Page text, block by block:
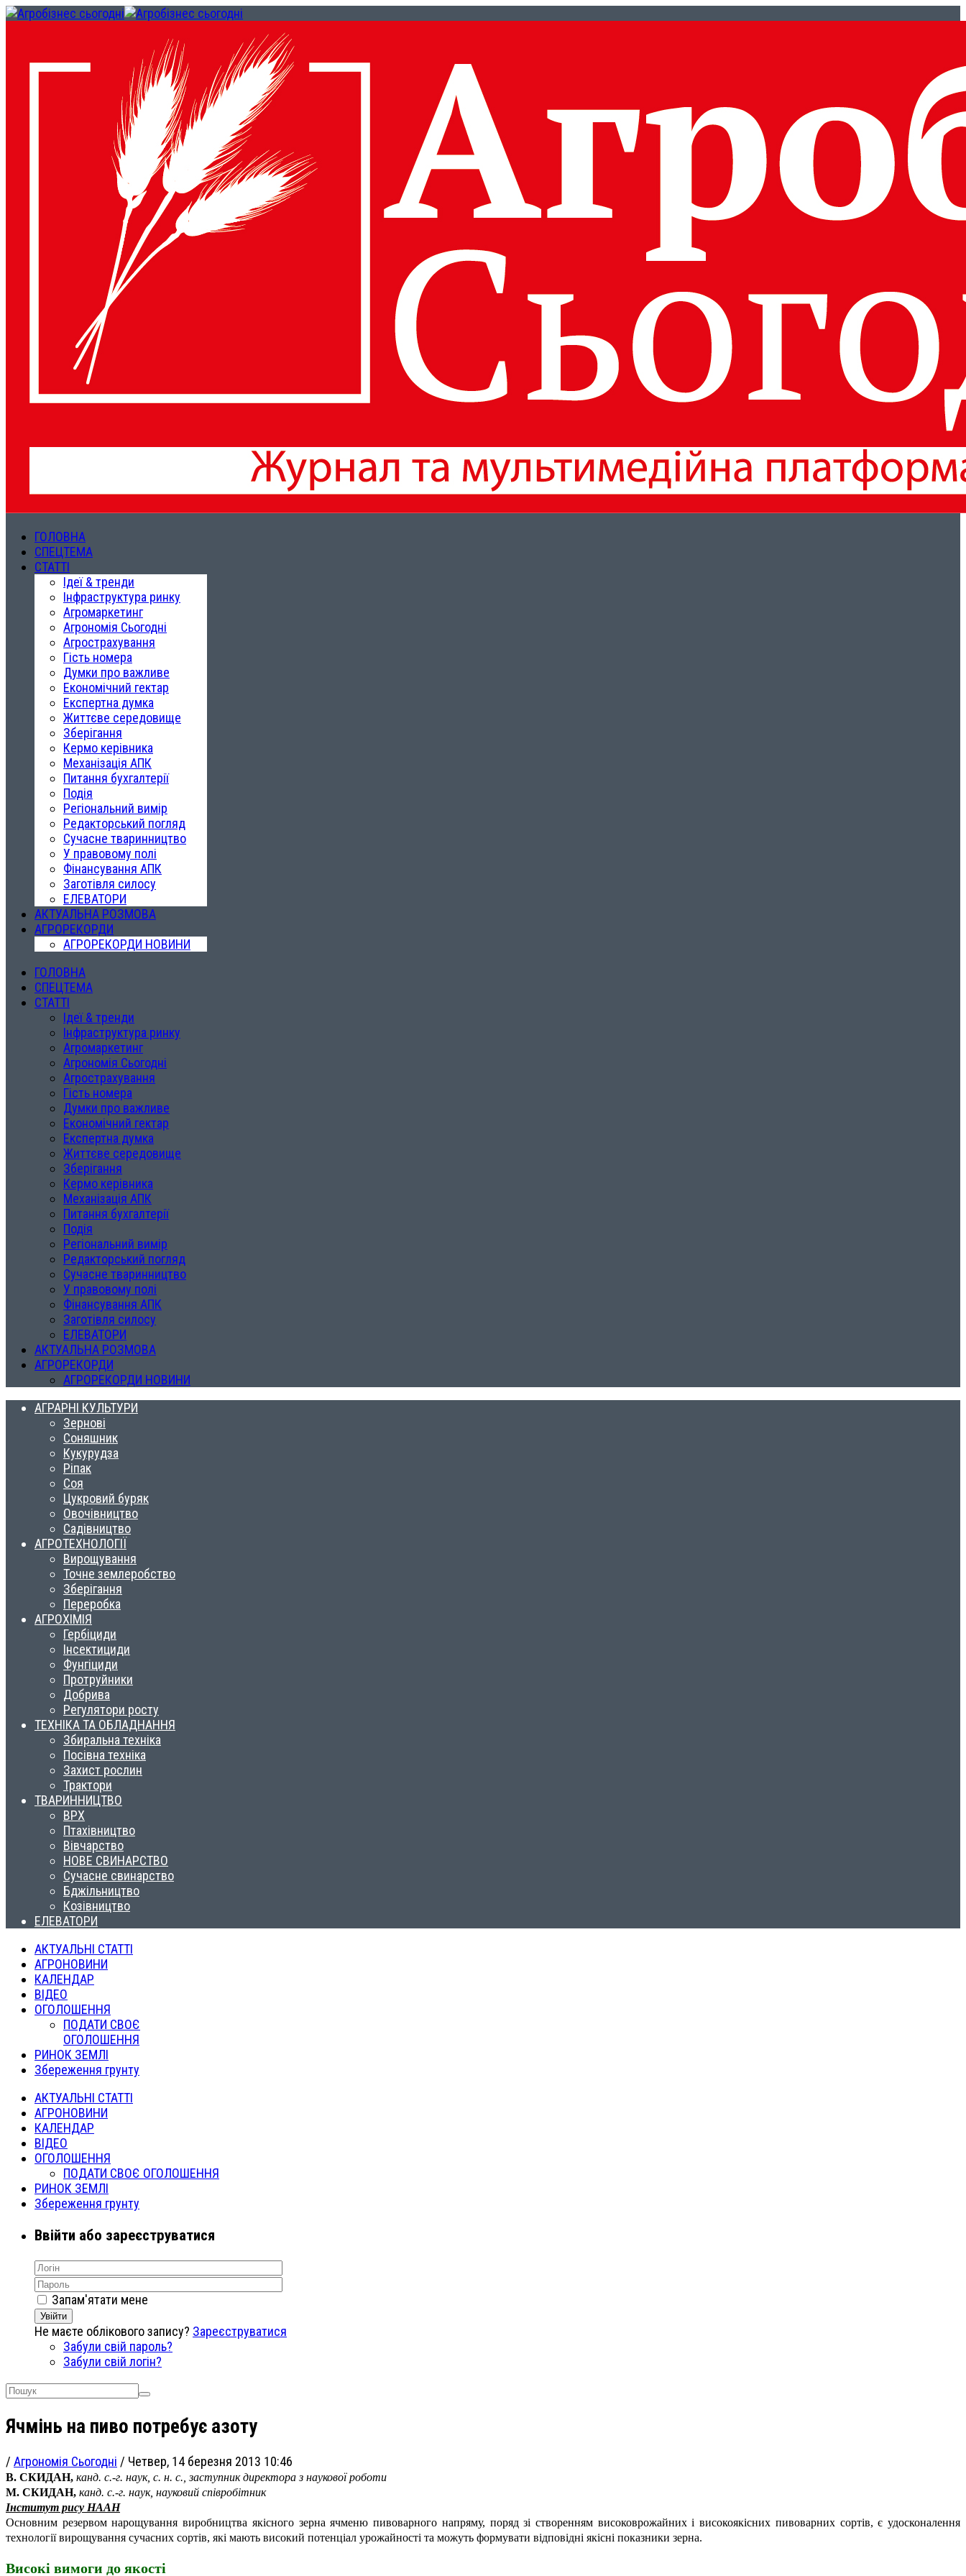
ГОЛОВНА
СПЕЦТЕМА
СТАТТІ
Ідеї & тренди
Інфраструктура ринку
Агромаркетинг
Агрономія Сьогодні
Агрострахування
Гість номера
Думки про важливе
Економічний гектар
Експертна думка
Життєве середовище
Зберігання
Кермо керівника
Механізація АПК
Питання бухгалтерії
Подія
Регіональний вимір
Редакторський погляд
Сучасне тваринництво
У правовому полі
Фінансування АПК
Заготівля силосу
ЕЛЕВАТОРИ
АКТУАЛЬНА РОЗМОВА
АГРОРЕКОРДИ
АГРОРЕКОРДИ НОВИНИ
ГОЛОВНА
СПЕЦТЕМА
СТАТТІ
Ідеї & тренди
Інфраструктура ринку
Агромаркетинг
Агрономія Сьогодні
Агрострахування
Гість номера
Думки про важливе
Економічний гектар
Експертна думка
Життєве середовище
Зберігання
Кермо керівника
Механізація АПК
Питання бухгалтерії
Подія
Регіональний вимір
Редакторський погляд
Сучасне тваринництво
У правовому полі
Фінансування АПК
Заготівля силосу
ЕЛЕВАТОРИ
АКТУАЛЬНА РОЗМОВА
АГРОРЕКОРДИ
АГРОРЕКОРДИ НОВИНИ
АГРАРНІ КУЛЬТУРИ
Зернові
Соняшник
Кукурудза
Ріпак
Соя
Цукровий буряк
Овочівництво
Садівництво
АГРОТЕХНОЛОГІЇ
Вирощування
Точне землеробство
Зберігання
Переробка
АГРОХІМІЯ
Гербіциди
Інсектициди
Фунгіциди
Протруйники
Добрива
Регулятори росту
ТЕХНІКА ТА ОБЛАДНАННЯ
Збиральна техніка
Посівна техніка
Захист рослин
Трактори
ТВАРИННИЦТВО
ВРХ
Птахівництво
Вівчарство
НОВЕ СВИНАРСТВО
Сучасне свинарство
Бджільництво
Козівництво
ЕЛЕВАТОРИ
АКТУАЛЬНІ СТАТТІ
АГРОНОВИНИ
КАЛЕНДАР
ВІДЕО
ОГОЛОШЕННЯ
ПОДАТИ СВОЄ
ОГОЛОШЕННЯ
РИНОК ЗЕМЛІ
Збереження грунту
АКТУАЛЬНІ СТАТТІ
АГРОНОВИНИ
КАЛЕНДАР
ВІДЕО
ОГОЛОШЕННЯ
ПОДАТИ СВОЄ ОГОЛОШЕННЯ
РИНОК ЗЕМЛІ
Збереження грунту
Ввійти або зареєструватися
Запам'ятати мене
Увійти
Не маєте облікового запису? Зареєструватися
Забули свій пароль?
Забули свій логін?
Ячмінь на пиво потребує азоту
/ Агрономія Сьогодні / Четвер, 14 березня 2013 10:46
В. СКИДАН, канд. с.-г. наук, с. н. с., заступник директора з наукової роботи
М. СКИДАН, канд. с.-г. наук, науковий співробітник
Інститут рису НААН
Основним резервом нарощування виробництва якісного зерна ячменю пивоварного напряму, поряд зі створенням високоврожайних і високоякісних пивоварних сортів, є удосконалення
технології вирощування сучасних сортів, які мають високий потенціал урожайності та можуть формувати відповідні якісні показники зерна.
Високі вимоги до якості